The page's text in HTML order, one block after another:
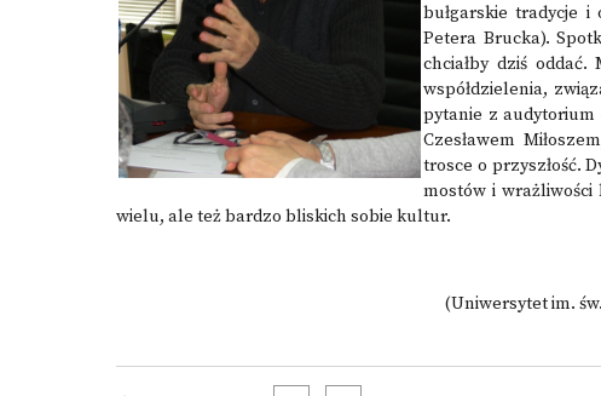
bułgarskie tradycje i
Petera Brucka).
chciałby dziś
współdzielenia,
pytanie z audytorium
Czesławem
trosce o przyszłość.
mostów i wrażliwości
wielu, ale też bardzo bliskich sobie kultur.
(Uniwersytet im.